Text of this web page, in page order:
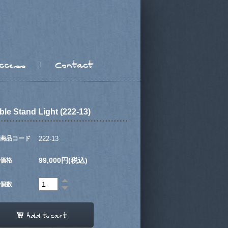
Stand Light (222-13)
商品コード 222-13
価格 99,000円(税込)
個数